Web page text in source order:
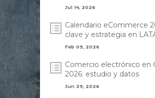
Jul 14, 2026
Calendario eCommerce
clave y estrategia en
Feb 09, 2026
Comercio electrónico en
2026: estudio y datos
Jun 29, 2026